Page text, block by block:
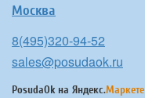
Москва
8(495)320-94-52
sales@posudaok.ru
PosudaOk на Яндекс.Маркете